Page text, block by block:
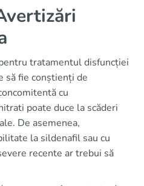
tratamentul disfuncției
fie conștienți de
cu
poate duce la scăderi
De asemenea,
la sildenafil sau cu
recente ar trebui să